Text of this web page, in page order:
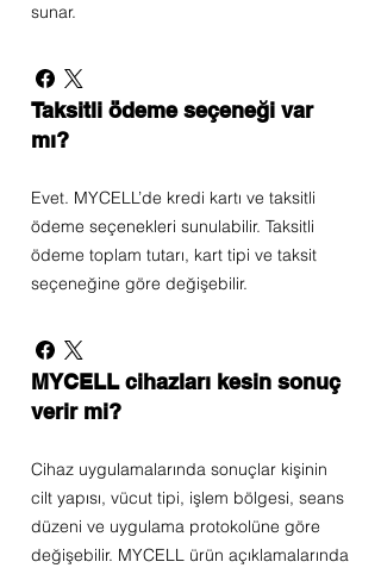
sunar.
Taksitli ödeme seçeneği var
mı?
Evet. MYCELL’de kredi kartı ve taksitli
ödeme seçenekleri sunulabilir. Taksitli
ödeme toplam tutarı, kart tipi ve taksit
seçeneğine göre değişebilir.
MYCELL cihazları kesin sonuç
verir mi?
Cihaz uygulamalarında sonuçlar kişinin
cilt yapısı, vücut tipi, işlem bölgesi, seans
düzeni ve uygulama protokolüne göre
değişebilir. MYCELL ürün açıklamalarında